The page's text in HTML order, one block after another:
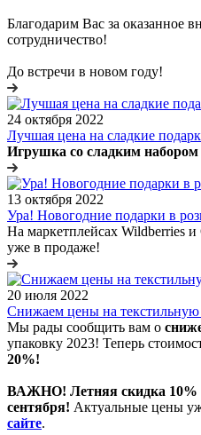
Благодарим Вас за оказанное
сотрудничество!
До встречи в новом году!
24 октября 2022
Лучшая цена на сладкие
Игрушка со сладким набором
13 октября 2022
Ура! Новогодние подарки в
На маркетплейсах Wildberries
уже в продаже!
20 июля 2022
Снижаем цены на текстильную
Мы рады сообщить вам о
упаковку 2023! Теперь
20%!
ВАЖНО! Летняя скидка 10%
сентября! Актуальные цены
сайте.